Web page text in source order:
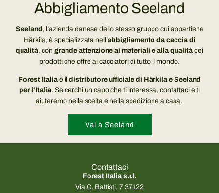
Abbigliamento Seeland
Seeland , l’azienda danese dello stesso gruppo cui appartiene
Härkila, è specializzata nell’abbigliamento da caccia di
qualità, con grande attenzione ai materiali e alla qualità dei
prodotti che offre ai cacciatori di tutto il mondo.
Forest Italia è il distributore ufficiale di Härkila e Seeland
per l'Italia. Se cerchi un capo che ti interessa, contattaci e ti
aiuteremo nella scelta e nella spedizione a casa.
Vai a Seeland
Contattaci
Forest Italia s.r.l.
Via C. Battisti, 7 37122